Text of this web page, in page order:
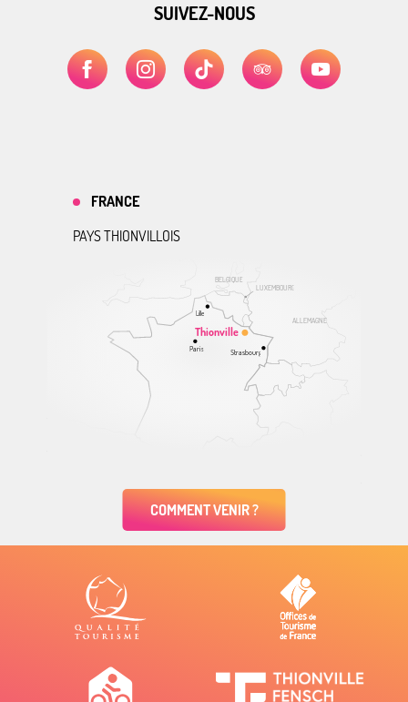
SUIVEZ-NOUS
ALLEMAGNE
BELGIQUE
LUXEMBOURG
Thionville
Lille
Paris Strasbourg
FRANCE
PAYS THIONVILLOIS
COMMENT VENIR ?